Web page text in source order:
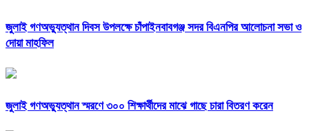
জুলাই গণঅভ্যুত্থান দিবস উপলক্ষে চাঁপাইনবাবগঞ্জ সদর বিএনপির আলোচনা সভা ও
দোয়া মাহফিল
জুলাই গণঅভ্যুত্থান স্মরণে ৩০০ শিক্ষার্থীদের মাঝে গাছে চারা বিতরণ করেন